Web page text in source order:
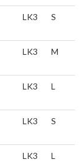
LK3 S
LK3 M
LK3 L
LK3 S
LK3 L